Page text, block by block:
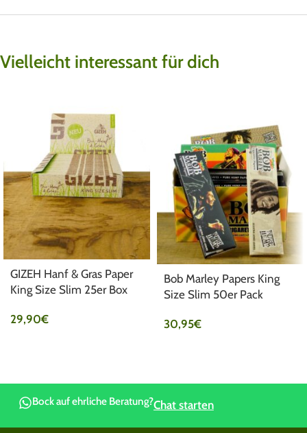
Vielleicht interessant für dich
GIZEH Hanf & Gras Paper
King Size Slim 25er Box
29,90€
Bob Marley Papers King
Size Slim 50er Pack
30,95€
Bock auf ehrliche Beratung?Chat starten